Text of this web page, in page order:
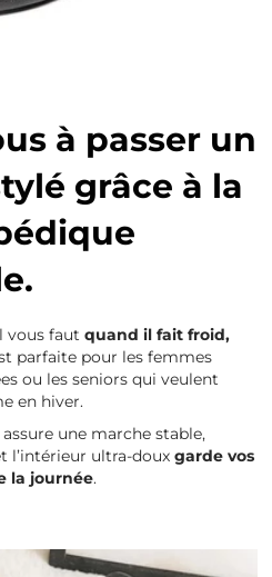
à passer un
grâce à la
vous faut quand il fait froid,
parfaite pour les femmes
ou les seniors qui veulent
en hiver.
une marche stable,
l’intérieur ultra-doux garde vos
la journée.